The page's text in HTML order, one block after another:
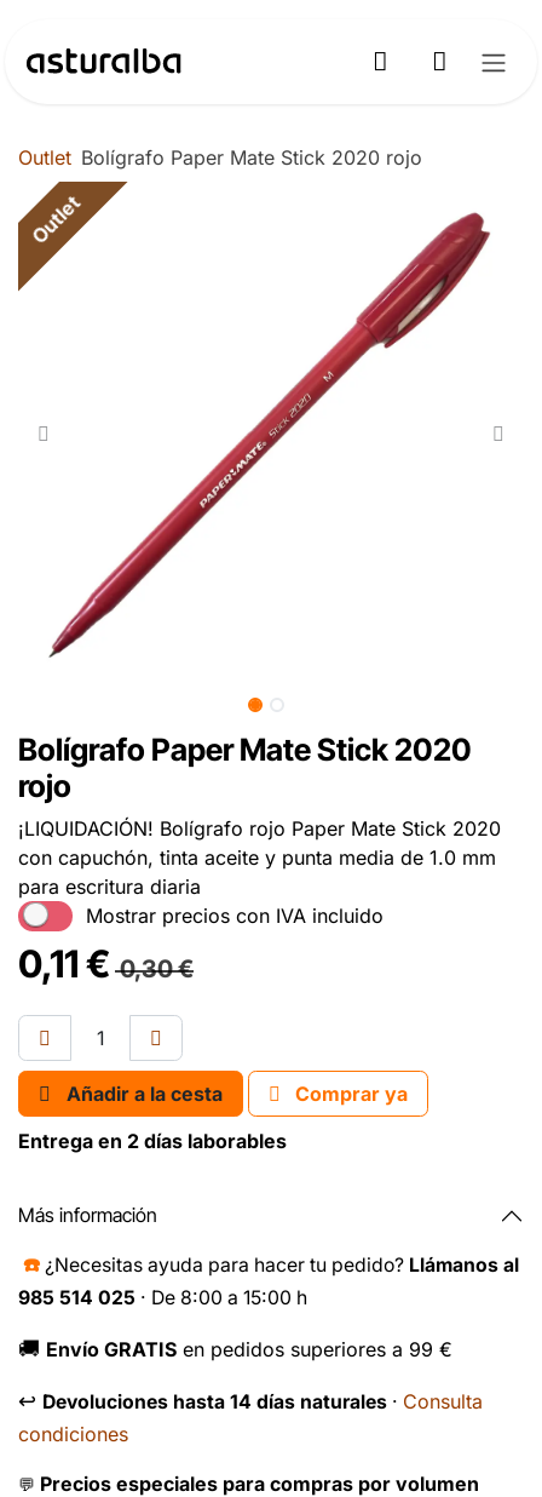
Outlet Bolígrafo Paper Mate Stick 2020 rojo
Outlet
Bolígrafo Paper Mate Stick 2020
rojo
¡LIQUIDACIÓN! Bolígrafo rojo Paper Mate Stick 2020
con capuchón, tinta aceite y punta media de 1.0 mm
para escritura diaria
Mostrar precios con IVA incluido
0,11€ 0,30€
Añadir a la cesta
Comprar ya
Entrega en 2 días laborables
Más información
☎️ ¿Necesitas ayuda para hacer tu pedido? Llámanos al
985 514 025 · De 8:00 a 15:00 h
🚚 Envío GRATIS en pedidos superiores a 99 €
↩️ Devoluciones hasta 14 días naturales · Consulta
condiciones
💬 Precios especiales para compras por volumen